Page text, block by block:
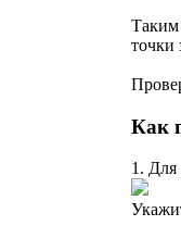
Таким
точки
Как
1. Для